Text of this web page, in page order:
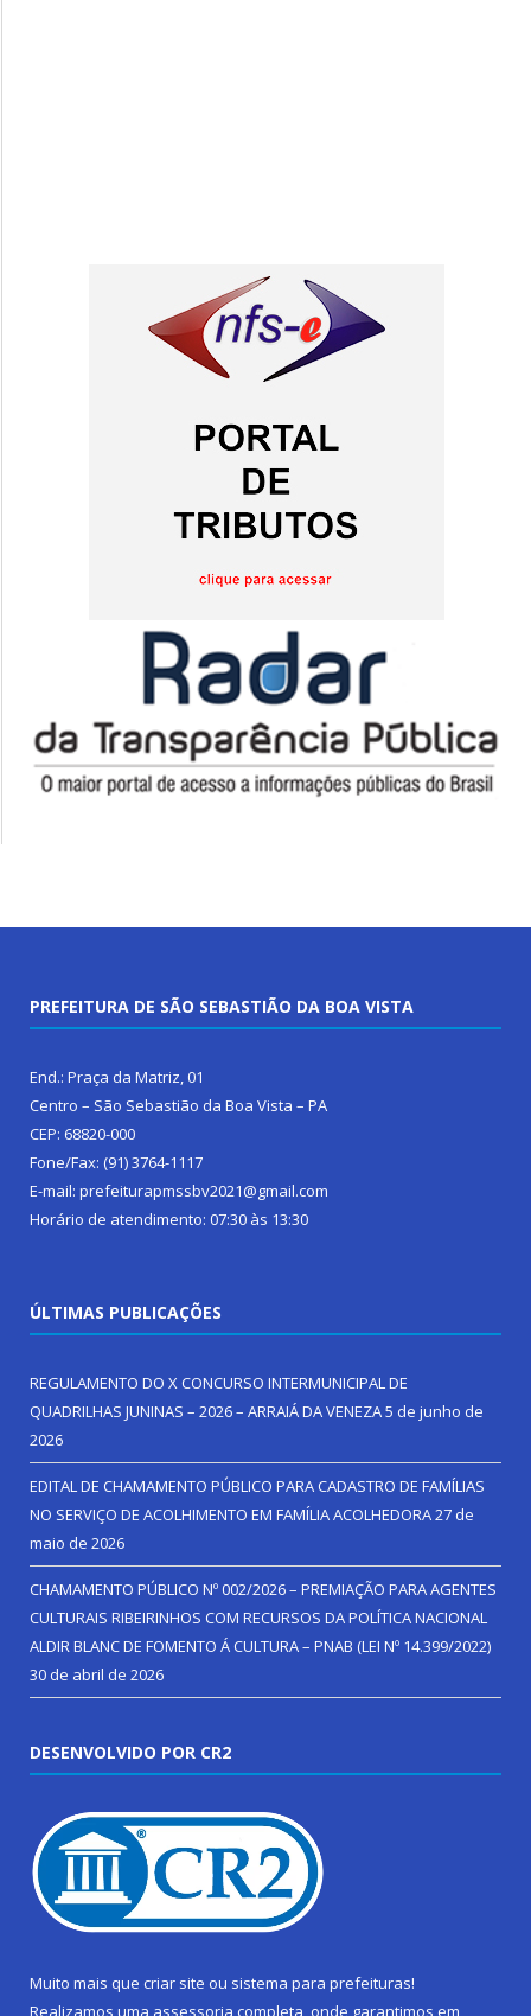
PREFEITURA DE SÃO SEBASTIÃO DA BOA VISTA
End.: Praça da Matriz, 01
Centro – São Sebastião da Boa Vista – PA
CEP: 68820-000
Fone/Fax: (91) 3764-1117
E-mail: prefeiturapmssbv2021@gmail.com
Horário de atendimento: 07:30 às 13:30
ÚLTIMAS PUBLICAÇÕES
REGULAMENTO DO X CONCURSO INTERMUNICIPAL DE
QUADRILHAS JUNINAS – 2026 – ARRAIÁ DA VENEZA5 de junho de
2026
EDITAL DE CHAMAMENTO PÚBLICO PARA CADASTRO DE FAMÍLIAS
NO SERVIÇO DE ACOLHIMENTO EM FAMÍLIA ACOLHEDORA27 de
maio de 2026
CHAMAMENTO PÚBLICO Nº 002/2026 – PREMIAÇÃO PARA AGENTES
CULTURAIS RIBEIRINHOS COM RECURSOS DA POLÍTICA NACIONAL
ALDIR BLANC DE FOMENTO Á CULTURA – PNAB (LEI Nº 14.399/2022)
30 de abril de 2026
DESENVOLVIDO POR CR2
Muito mais que criar site ou sistema para prefeituras!
Realizamos uma assessoria completa, onde garantimos em